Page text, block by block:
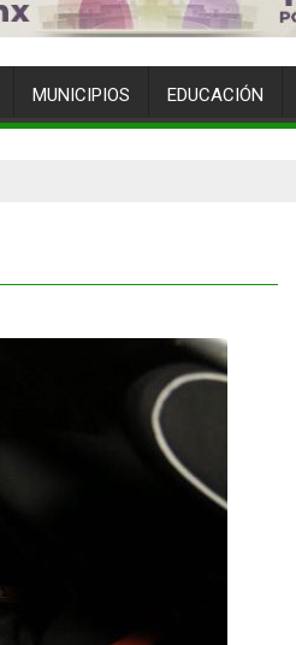
MUNICIPIOS EDUCACIÓN